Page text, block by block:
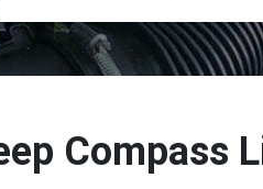
Compass